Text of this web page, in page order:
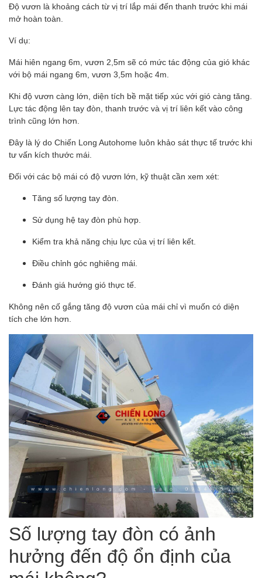
Độ vươn là khoảng cách từ vị trí lắp mái đến thanh trước khi mái
mở hoàn toàn.
Ví dụ:
Mái hiên ngang 6m, vươn 2,5m sẽ có mức tác động của gió khác
với bộ mái ngang 6m, vươn 3,5m hoặc 4m.
Khi độ vươn càng lớn, diện tích bề mặt tiếp xúc với gió càng tăng.
Lực tác động lên tay đòn, thanh trước và vị trí liên kết vào công
trình cũng lớn hơn.
Đây là lý do Chiến Long Autohome luôn khảo sát thực tế trước khi
tư vấn kích thước mái.
Đối với các bộ mái có độ vươn lớn, kỹ thuật cần xem xét:
Tăng số lượng tay đòn.
Sử dụng hệ tay đòn phù hợp.
Kiểm tra khả năng chịu lực của vị trí liên kết.
Điều chỉnh góc nghiêng mái.
Đánh giá hướng gió thực tế.
Không nên cố gắng tăng độ vươn của mái chỉ vì muốn có diện
tích che lớn hơn.
Số lượng tay đòn có ảnh
hưởng đến độ ổn định của